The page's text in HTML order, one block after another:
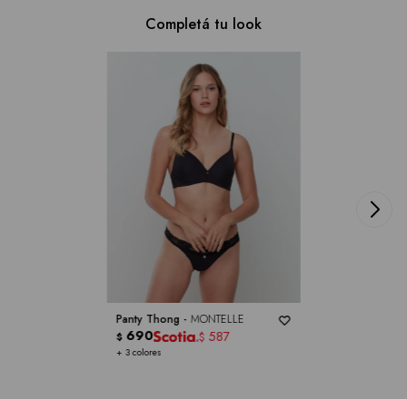
Completá tu look
Panty Thong - MONTELLE
+ 3 colores
$ 690 $ 587